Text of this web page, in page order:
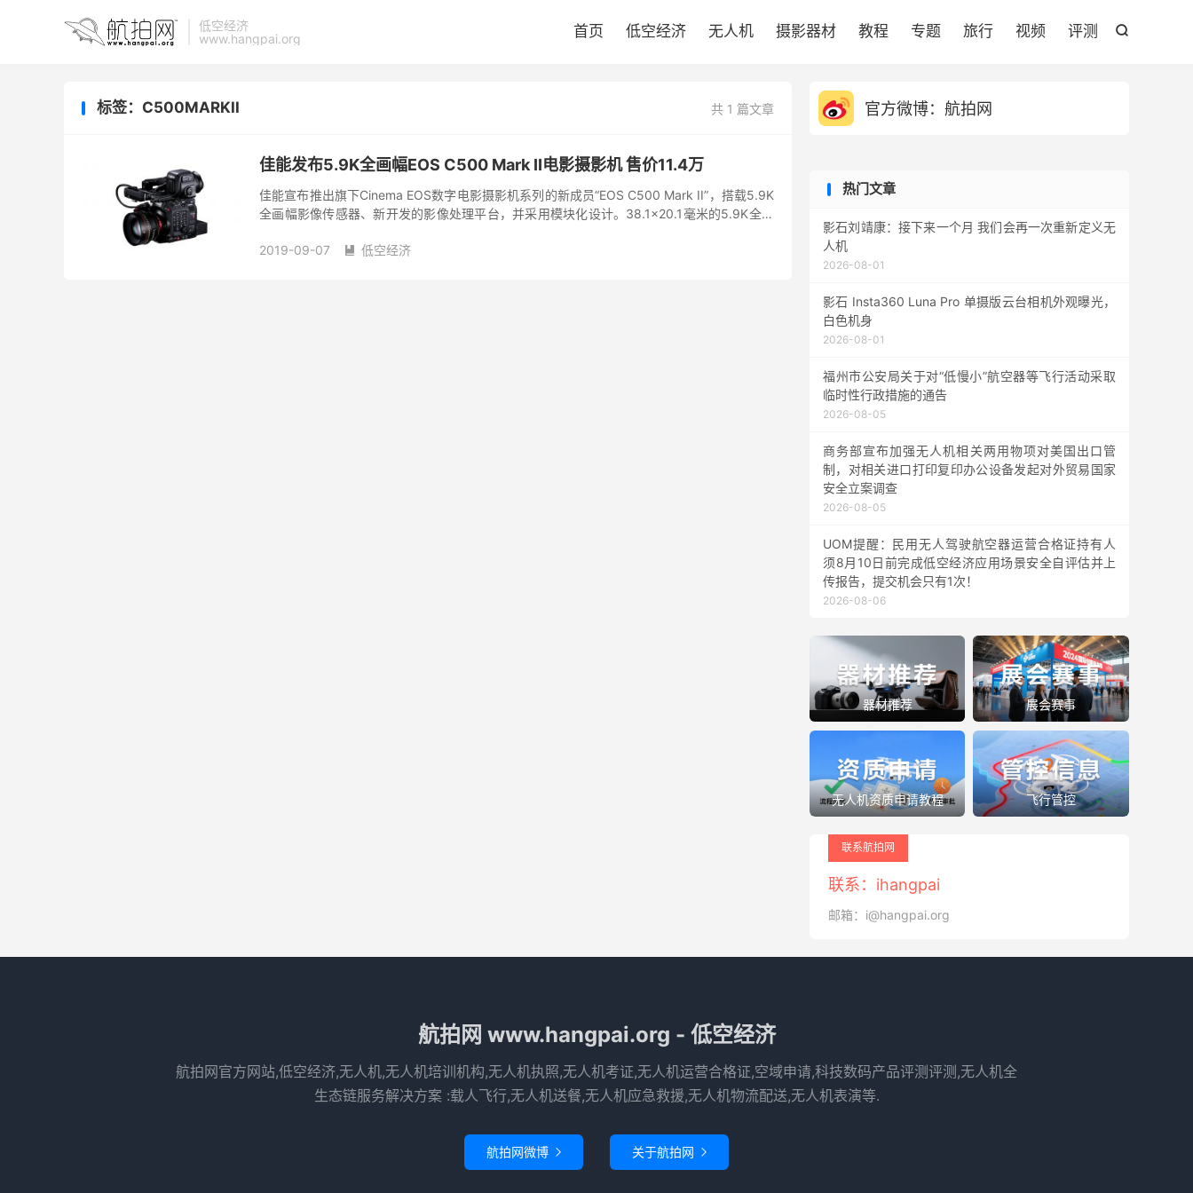
低空经济
www.hangpai.org

首页 低空经济 无人机 摄影器材 教程 专题 旅行 视频 评测
共 1 篇文章
标签：C500MARKII
佳能发布5.9K全画幅EOS C500 Mark II电影摄影机 售价11.4万
佳能宣布推出旗下Cinema EOS数字电影摄影机系列的新成员“EOS C500 Mark II”，搭载5.9K
全画幅影像传感器、新开发的影像处理平台，并采用模块化设计。38.1×20.1毫米的5.9K全画
2019-09-07
 低空经济
官方微博：航拍网
热门文章
影石刘靖康：接下来一个月 我们会再一次重新定义无
人机
2026-08-01
影石 Insta360 Luna Pro 单摄版云台相机外观曝光，
白色机身
2026-08-01
福州市公安局关于对“低慢小”航空器等飞行活动采取
临时性行政措施的通告
2026-08-05
商务部宣布加强无人机相关两用物项对美国出口管
制，对相关进口打印复印办公设备发起对外贸易国家
安全立案调查
2026-08-05
UOM提醒：民用无人驾驶航空器运营合格证持有人
须8月10日前完成低空经济应用场景安全自评估并上
传报告，提交机会只有1次！
2026-08-06
器材推荐 展会赛事
无人机资质申请教程 飞行管控
联系航拍网
联系：ihangpai
邮箱：i@hangpai.org
航拍网 www.hangpai.org - 低空经济
航拍网官方网站,低空经济,无人机,无人机培训机构,无人机执照,无人机考证,无人机运营合格证,空域申请,科技数码产品评测评测,无人机全
生态链服务解决方案 :载人飞行,无人机送餐,无人机应急救援,无人机物流配送,无人机表演等.
航拍网微博  关于航拍网 